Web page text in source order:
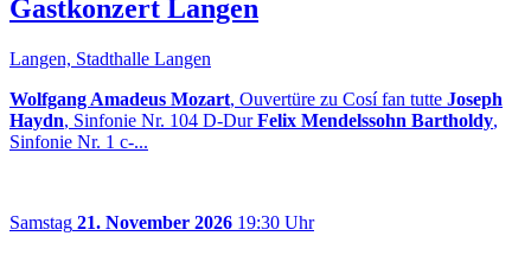
Gastkonzert Langen
Langen, Stadthalle Langen
Wolfgang Amadeus Mozart, Ouvertüre zu Cosí fan tutte Joseph
Haydn, Sinfonie Nr. 104 D-DurFelix Mendelssohn Bartholdy,
Sinfonie Nr. 1 c-...
Samstag 21. November 2026 19:30 Uhr